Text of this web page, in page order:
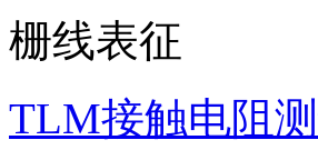
栅线表征
TLM接触电阻